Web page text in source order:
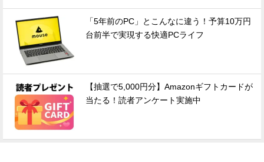
「5年前のPC」とこんなに違う！予算10万円
台前半で実現する快適PCライフ
【抽選で5,000円分】Amazonギフトカードが
当たる！読者アンケート実施中